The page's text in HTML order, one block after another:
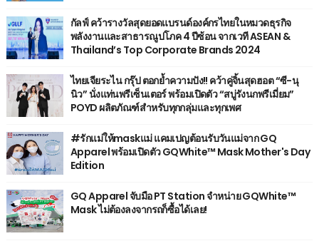
กัลฟ์ คว้ารางวัลสุดยอดแบรนด์องค์กรไทยในหมวดธุรกิจ
พลังงานและสาธารณูปโภค 4 ปีซ้อน จากเวที ASEAN &
Thailand’s Top Corporate Brands 2024
ไทยเจียระไน กรุ๊ป ตอกย้ำความปัง!! คว้าคู่จิ้นสุดฮอต “ซี-นุ
นิว” นั่งแท่นพรีเซ็นเตอร์ พร้อมเปิดตัว “สบู่รังนกพรีเมี่ยม”
POYD ผลิตภัณฑ์สำหรับทุกกลุ่มและทุกเพศ
#รักแม่ให้maskแม่ แคมเปญต้อนรับวันแม่จาก GQ
Apparel พร้อมเปิดตัว GQWhite™ Mask Mother's Day
Edition
GQ Apparel จับมือ PT Station จำหน่าย GQWhite™
Mask ไม่ต้องลงจากรถก็ซื้อได้เลย!